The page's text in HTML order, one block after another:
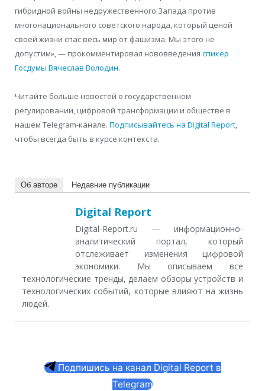
гибридной войны недружественного Запада против
многонационального советского народа, который ценой
своей жизни спас весь мир от фашизма. Мы этого не
допустим», — прокомментировал нововведения спикер
Госдумы Вячеслав Володин.
Читайте больше новостей о государственном
регулировании, цифровой трансформации и обществе в
нашем Telegram-канале. Подписывайтесь на Digital Report,
чтобы всегда быть в курсе контекста.
Об авторе Недавние публикации
Digital Report
Digital-Report.ru — информационно-
аналитический портал, который
отслеживает изменения цифровой
экономики. Мы описываем все
технологические тренды, делаем обзоры устройств и
технологических событий, которые влияют на жизнь
людей.
Подпишись на канал Digital Report в
Telegram